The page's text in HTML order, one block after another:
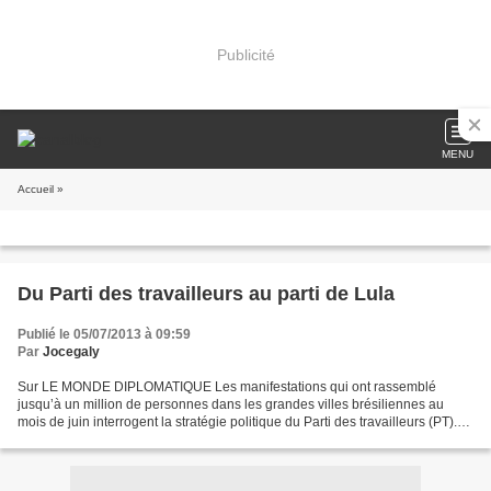
Publicité
MENU
Accueil »
Du Parti des travailleurs au parti de Lula
Publié le 05/07/2013 à 09:59
Par Jocegaly
Sur LE MONDE DIPLOMATIQUE Les manifestations qui ont rassemblé
jusqu’à un million de personnes dans les grandes villes brésiliennes au
mois de juin interrogent la stratégie politique du Parti des travailleurs (PT).